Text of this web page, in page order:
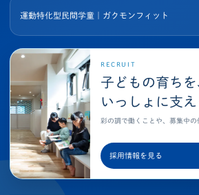
運動特化型民間学童｜ガクモンフィット
RECRUIT
子どもの育ちを
いっしょに支え
彩の調で働くことや、募集中の
採用情報を見る